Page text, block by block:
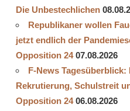
Die Unbestechlichen
Republikaner wollen
jetzt endlich der
Opposition 24 07.08.2026
F-News
Rekrutierung, Schulstreit
Opposition 24 06.08.2026